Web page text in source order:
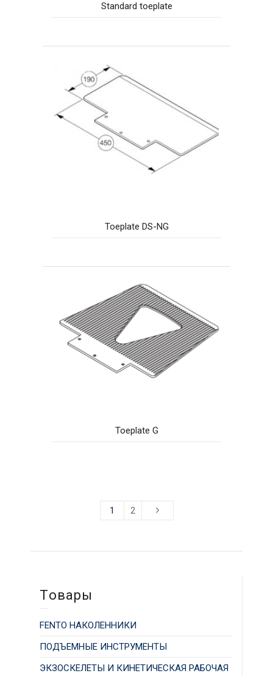
Standard toeplate
Toeplate DS-NG
Toeplate G
1 2
Tовары
FENTO НАКОЛЕННИКИ
ПОДЪЕМНЫЕ ИНСТРУМЕНТЫ
ЭКЗОСКЕЛЕТЫ И КИНЕТИЧЕСКАЯ РАБОЧАЯ